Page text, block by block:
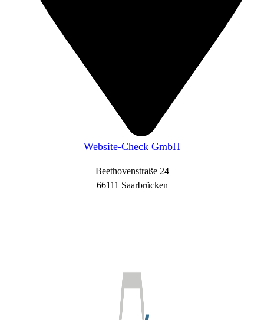
Website-Check GmbH
Beethovenstraße 24
66111 Saarbrücken